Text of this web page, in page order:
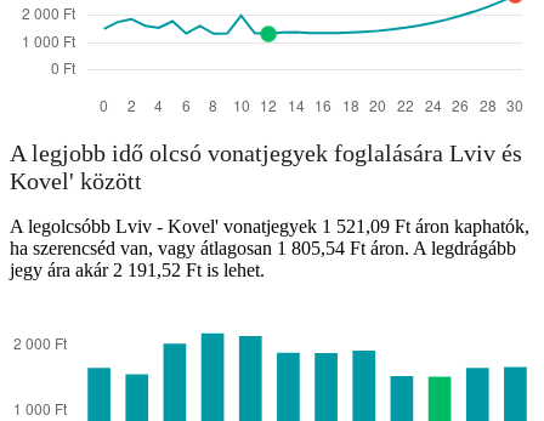
A legjobb idő olcsó vonatjegyek foglalására Lviv és
Kovel' között
A legolcsóbb Lviv - Kovel' vonatjegyek 1 521,09 Ft áron kaphatók,
ha szerencséd van, vagy átlagosan 1 805,54 Ft áron. A legdrágább
jegy ára akár 2 191,52 Ft is lehet.